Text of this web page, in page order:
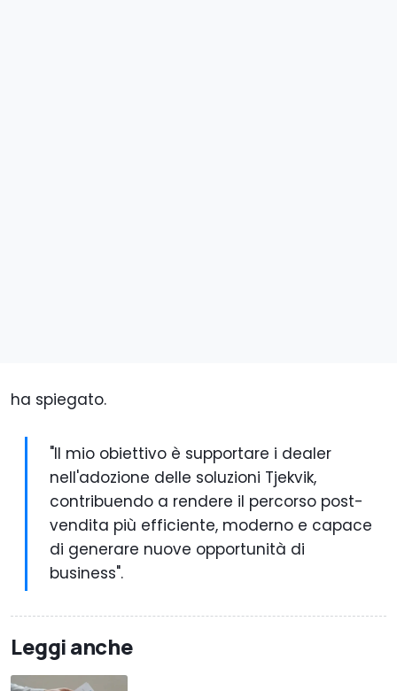
ha spiegato.
"Il mio obiettivo è supportare i dealer
nell'adozione delle soluzioni Tjekvik,
contribuendo a rendere il percorso post-
vendita più efficiente, moderno e capace
di generare nuove opportunità di
business".
Leggi anche